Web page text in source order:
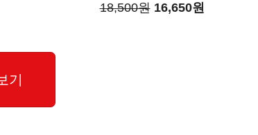
18,500원 16,650원
기